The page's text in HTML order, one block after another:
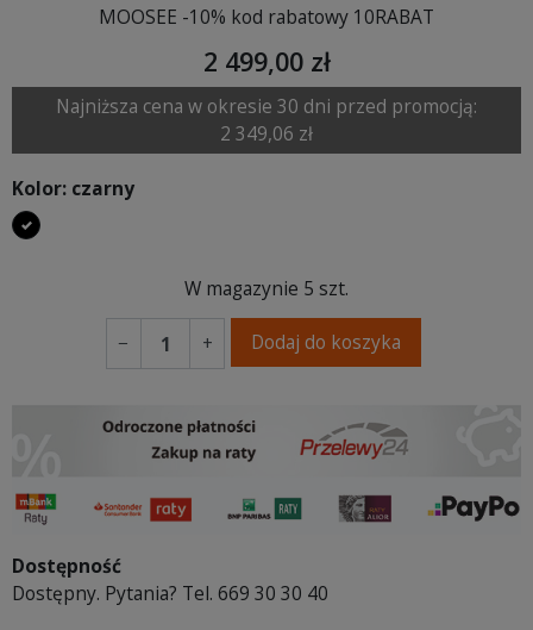
MOOSEE -10% kod rabatowy 10RABAT
2 499,00 zł
Najniższa cena w okresie 30 dni przed promocją:
2 349,06 zł
Kolor: czarny
czarny
W magazynie 5 szt.
− + Dodaj do koszyka
Dostępność
Dostępny. Pytania? Tel. 669 30 30 40